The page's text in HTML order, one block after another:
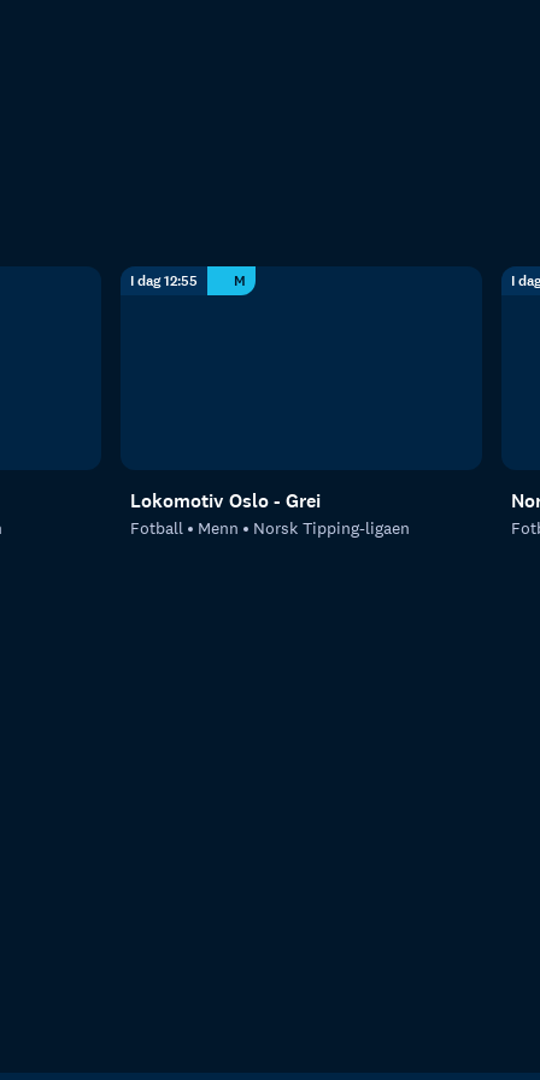
I dag 12:55 M
Lokomotiv Oslo - Grei
Fotball Menn Norsk Tipping-ligaen
I